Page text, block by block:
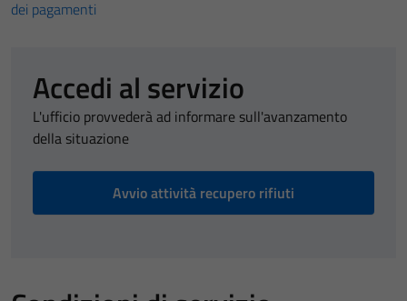
dei pagamenti
Accedi al servizio
L'ufficio provvederà ad informare sull'avanzamento
della situazione
Avvio attività recupero rifiuti